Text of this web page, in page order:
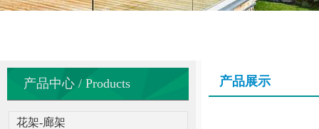
产品中心 / Products
花架-廊架
产品展示